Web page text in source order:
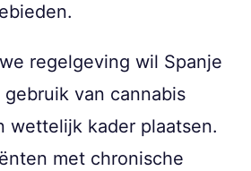
regelgeving wil Spanje
van cannabis
wettelijk kader plaatsen.
met chronische